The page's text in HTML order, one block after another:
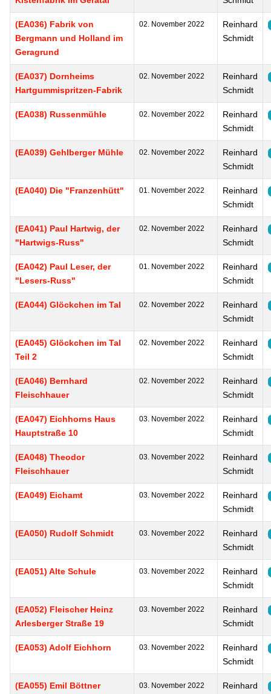
(EA036) Fabrik von
Bergmann und Holland im
Geragrund
02. November 2022
Reinhard
Schmidt
(EA037) Dornheims
Hartgummispritzen-Fabrik
02. November 2022
Reinhard
Schmidt
(EA038) Russenmühle 02. November 2022
Reinhard
Schmidt
(EA039) Gehlberger Mühle 02. November 2022
Reinhard
Schmidt
(EA040) Die "Franzenhütt" 01. November 2022
Reinhard
Schmidt
(EA041) Paul Hartwig, der
"Hartwigs-Russ"
02. November 2022
Reinhard
Schmidt
(EA042) Paul Leser, der
"Lesers-Russ"
01. November 2022
Reinhard
Schmidt
(EA044) Glöckchen im Tal 02. November 2022
Reinhard
Schmidt
(EA045) Glöckchen im Tal
Teil 2
02. November 2022
Reinhard
Schmidt
(EA046) Bernhard
Fleischhauer
02. November 2022
Reinhard
Schmidt
(EA047) Eichhorns Haus
Hauptstraße 10
03. November 2022
Reinhard
Schmidt
(EA048) Theodor
Fleischhauer
03. November 2022
Reinhard
Schmidt
(EA049) Eichamt 03. November 2022
Reinhard
Schmidt
(EA050) Rudolf Schmidt 03. November 2022
Reinhard
Schmidt
(EA051) Alte Schule 03. November 2022
Reinhard
Schmidt
(EA052) Fleischer Heinz
Arlesberger Straße 19
03. November 2022
Reinhard
Schmidt
(EA053) Adolf Eichhorn 03. November 2022
Reinhard
Schmidt
(EA055) Emil Böttner 03. November 2022 Reinhard